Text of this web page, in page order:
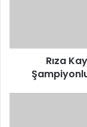
Tek
Rıza